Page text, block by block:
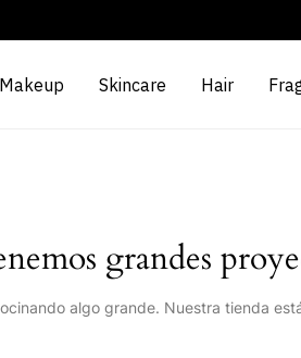
Makeup Skincare Hair
grandes
algo grande. Nuestra tienda